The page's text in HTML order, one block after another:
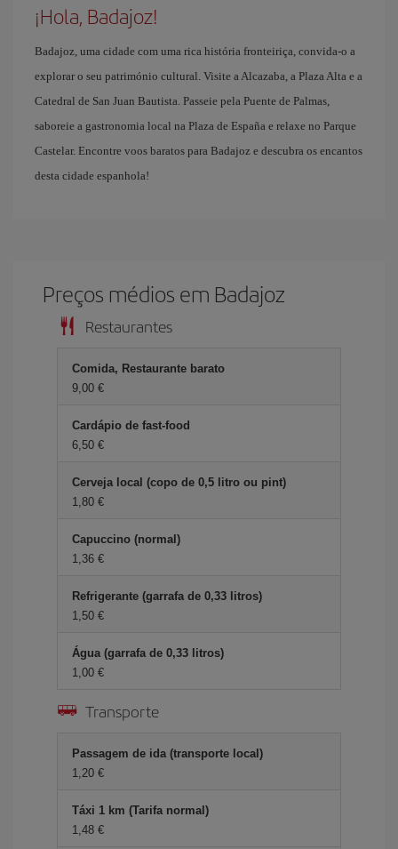
¡Hola, Badajoz!
Badajoz, uma cidade com uma rica história fronteiriça, convida-o a
explorar o seu património cultural. Visite a Alcazaba, a Plaza Alta e a
Catedral de San Juan Bautista. Passeie pela Puente de Palmas,
saboreie a gastronomia local na Plaza de España e relaxe no Parque
Castelar. Encontre voos baratos para Badajoz e descubra os encantos
desta cidade espanhola!
Preços médios em Badajoz
Restaurantes
Comida, Restaurante barato
9,00 €
Cardápio de fast-food
6,50 €
Cerveja local (copo de 0,5 litro ou pint)
1,80 €
Capuccino (normal)
1,36 €
Refrigerante (garrafa de 0,33 litros)
1,50 €
Água (garrafa de 0,33 litros)
1,00 €
Transporte
Passagem de ida (transporte local)
1,20 €
Táxi 1 km (Tarifa normal)
1,48 €